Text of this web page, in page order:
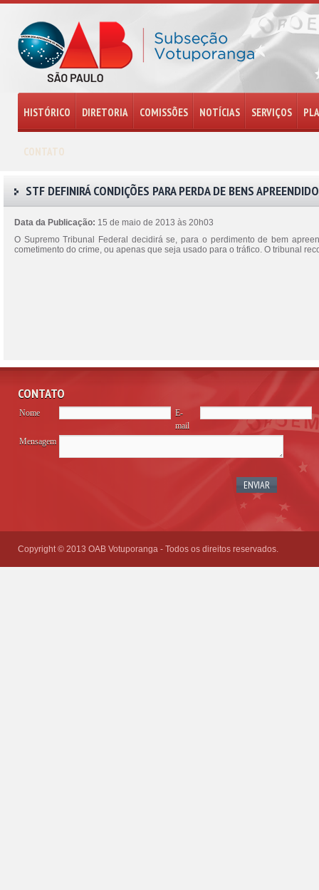
HISTÓRICO DIRETORIA COMISSÕES NOTÍCIAS SERVIÇOS
CONTATO
STF DEFINIRÁ CONDIÇÕES PARA PERDA DE BENS
Data da Publicação: 15 de maio de 2013 às 20h03
O Supremo Tribunal Federal decidirá se, para o perdimento de bem
cometimento do crime, ou apenas que seja usado para o tráfico. O tribunal
CONTATO
Nome
E-
mail
Mensagem
Copyright © 2013 OAB Votuporanga - Todos os direitos reservados.